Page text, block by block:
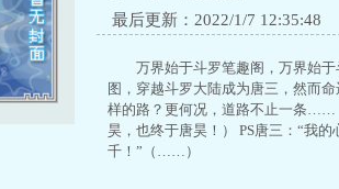
最后更新：2022/1/7 12:35:48
万界始于斗罗笔趣阁，万界始
图，穿越斗罗大陆成为唐三，然而
样的路？更何况，道路不止一条……
昊，也终于唐昊！） PS唐三：“我
千！”（……）